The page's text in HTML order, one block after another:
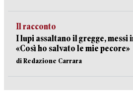
Il racconto
I lupi assaltano il gregge, messi
«Così ho salvato le mie pecore»
di Redazione Carrara